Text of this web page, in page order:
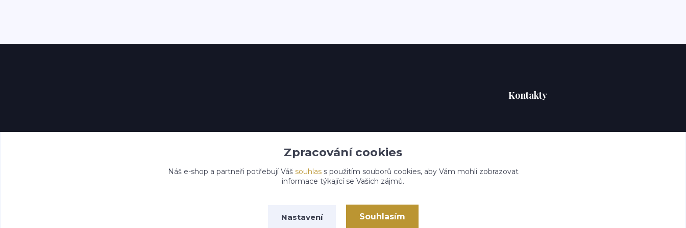
Kontakty
Zpracování cookies
Náš e-shop a partneři potřebují Váš souhlass použitím souborů cookies, aby Vám mohli zobrazovat
informace týkající se Vašich zájmů.
Nastavení Souhlasím